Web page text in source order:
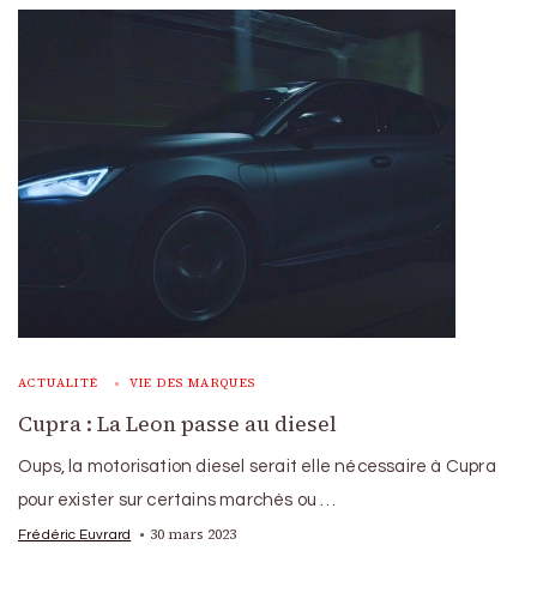
ACTUALITÉ VIE DES MARQUES
Cupra : La Leon passe au diesel
Oups, la motorisation diesel serait elle nécessaire à Cupra
pour exister sur certains marchés ou …
Frédéric Euvrard 30 mars 2023